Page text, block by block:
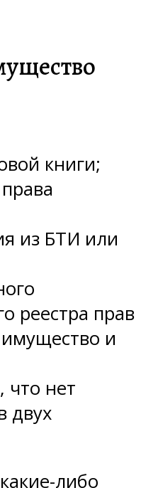
книги;
из БТИ или
реестра прав
и
что нет
двух
либо